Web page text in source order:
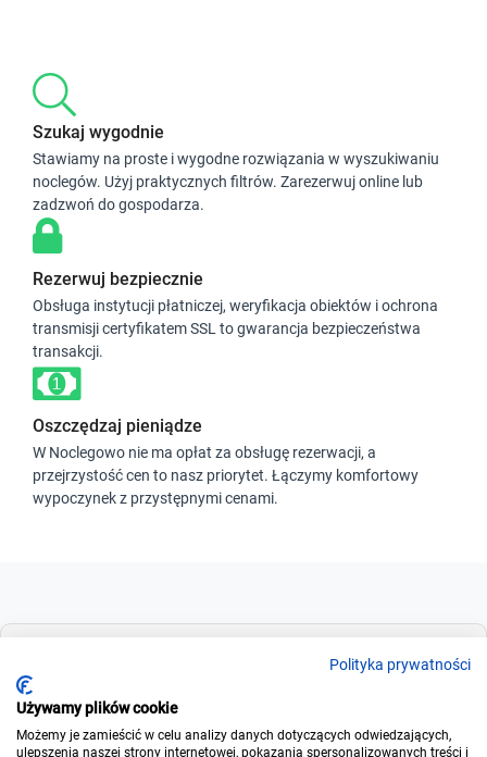
Szukaj wygodnie
Stawiamy na proste i wygodne rozwiązania w wyszukiwaniu
noclegów. Użyj praktycznych filtrów. Zarezerwuj online lub
zadzwoń do gospodarza.
Rezerwuj bezpiecznie
Obsługa instytucji płatniczej, weryfikacja obiektów i ochrona
transmisji certyfikatem SSL to gwarancja bezpieczeństwa
transakcji.
Oszczędzaj pieniądze
W Noclegowo nie ma opłat za obsługę rezerwacji, a
przejrzystość cen to nasz priorytet. Łączymy komfortowy
wypoczynek z przystępnymi cenami.
Dla wynajmujących
Polityka prywatności
Używamy plików cookie
Możemy je zamieścić w celu analizy danych dotyczących odwiedzających,
ulepszenia naszej strony internetowej, pokazania spersonalizowanych treści i